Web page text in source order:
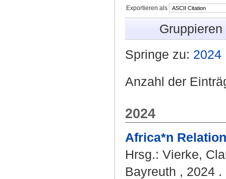
Exportieren als
Springe zu: 2024
Anzahl der
2024
Africa*n
Hrsg.: Vierke,
Bayreuth , 2024